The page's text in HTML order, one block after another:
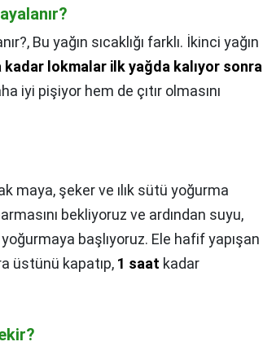
Bu yağın sıcaklığı farklı. İkinci yağın
kadar lokmalar ilk yağda kalıyor sonra
iyi pişiyor hem de çıtır olmasını
maya, şeker ve ılık sütü yoğurma
bekliyoruz ve ardından suyu,
başlıyoruz. Ele hafif yapışan
üstünü kapatıp, 1 saat kadar